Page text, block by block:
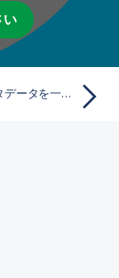
い
Salesforceメタデータを一元管理